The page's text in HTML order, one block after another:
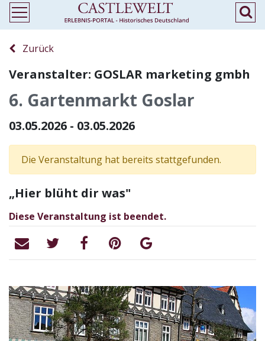
Zurück
Veranstalter: GOSLAR marketing gmbh
6. Gartenmarkt Goslar
03.05.2026 - 03.05.2026
Die Veranstaltung hat bereits stattgefunden.
„Hier blüht dir was"
Diese Veranstaltung ist beendet.